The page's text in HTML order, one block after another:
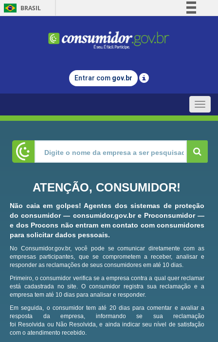
BRASIL
Comunica BR
Legislação
Entrar com gov.br
Toggle
ATENÇÃO, CONSUMIDOR!
Não caia em golpes! Agentes dos sistemas de proteção
do consumidor — consumidor.gov.br e Proconsumidor —
e dos Procons não entram em contato com consumidores
para solicitar dados pessoais.
No Consumidor.gov.br, você pode se comunicar diretamente com as
empresas participantes, que se comprometem a receber, analisar e
responder as reclamações de seus consumidores em até 10 dias.
Primeiro, o consumidor verifica se a empresa contra a qual quer reclamar
está cadastrada no site.O consumidor registra sua reclamação e a
empresa tem até 10 dias para analisar e responder.
Em seguida, o consumidor tem até 20 dias para comentar e avaliar a
resposta da empresa, informando se sua reclamação
foi Resolvida ou Não Resolvida, e ainda indicar seu nível de satisfação
com o atendimento recebido.